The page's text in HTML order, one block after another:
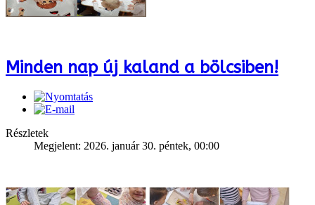
Minden nap új kaland a bölcsiben!
Részletek
Megjelent: 2026. január 30. péntek, 00:00